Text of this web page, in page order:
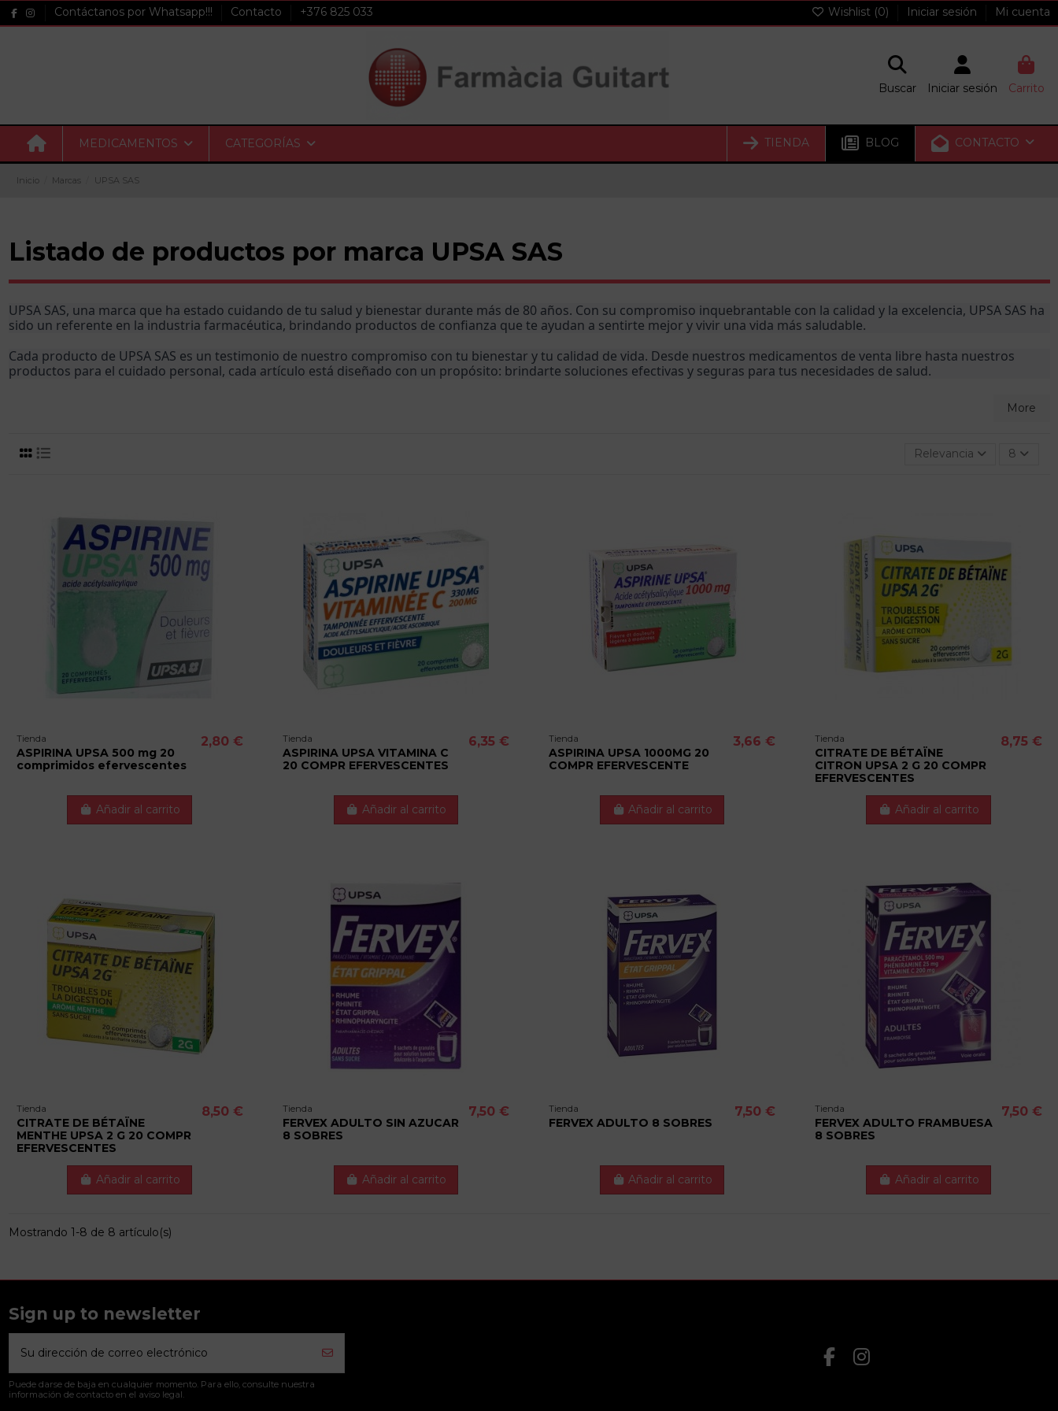
Contáctanos por Whatsapp!!! Contacto +376 825 033 Wishlist (0) Iniciar sesión Mi cuenta
Buscar Iniciar sesión Carrito
MEDICAMENTOS CATEGORÍAS CONTACTO
BLOG
TIENDA
Inicio Marcas UPSA SAS
Listado de productos por marca UPSA SAS
UPSA SAS, una marca que ha estado cuidando de tu salud y bienestar durante más de 80 años. Con su compromiso inquebrantable con la calidad y la excelencia, UPSA SAS ha
sido un referente en la industria farmacéutica, brindando productos de confianza que te ayudan a sentirte mejor y vivir una vida más saludable.
Cada producto de UPSA SAS es un testimonio de nuestro compromiso con tu bienestar y tu calidad de vida. Desde nuestros medicamentos de venta libre hasta nuestros
productos para el cuidado personal, cada artículo está diseñado con un propósito: brindarte soluciones efectivas y seguras para tus necesidades de salud.
More
Relevancia 8
Tienda
ASPIRINA UPSA 500 mg 20
comprimidos efervescentes
2,80 €
Añadir al carrito
Tienda
ASPIRINA UPSA VITAMINA C
20 COMPR EFERVESCENTES
6,35 €
Añadir al carrito
Tienda
ASPIRINA UPSA 1000MG 20
COMPR EFERVESCENTE
3,66 €
Añadir al carrito
Tienda
CITRATE DE BÉTAÏNE
CITRON UPSA 2 G 20 COMPR
EFERVESCENTES
8,75 €
Añadir al carrito
Tienda
CITRATE DE BÉTAÏNE
MENTHE UPSA 2 G 20 COMPR
EFERVESCENTES
8,50 €
Añadir al carrito
Tienda
FERVEX ADULTO SIN AZUCAR
8 SOBRES
7,50 €
Añadir al carrito
Tienda
FERVEX ADULTO 8 SOBRES
7,50 €
Añadir al carrito
Tienda
FERVEX ADULTO FRAMBUESA
8 SOBRES
7,50 €
Añadir al carrito
Mostrando 1-8 de 8 artículo(s)
Sign up to newsletter
Puede darse de baja en cualquier momento. Para ello, consulte nuestra
información de contacto en el aviso legal.